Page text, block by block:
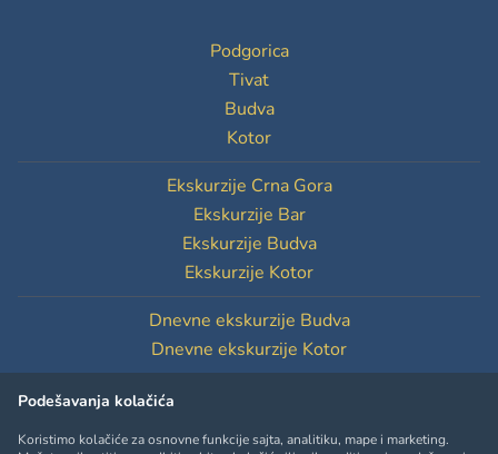
Podgorica
Tivat
Budva
Kotor
Ekskurzije Crna Gora
Ekskurzije Bar
Ekskurzije Budva
Ekskurzije Kotor
Dnevne ekskurzije Budva
Dnevne ekskurzije Kotor
Podešavanja kolačića
Podešavanja kolačića
Koristimo kolačiće za osnovne funkcije sajta, analitiku, mape i marketing.